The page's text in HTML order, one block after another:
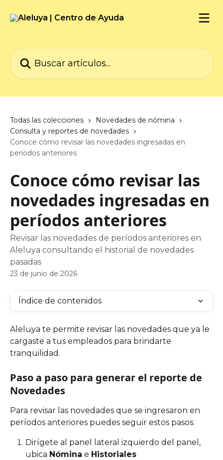
Buscar artículos...
Todas las colecciones
Novedades de nómina
Consulta y reportes de novedades
Conoce cómo revisar las novedades ingresadas en
períodos anteriores
Conoce cómo revisar las
novedades ingresadas en
períodos anteriores
Revisar las novedades de períodos anteriores en
Aleluya consultando el historial de novedades
pasadas
23 de junio de 2026
Índice de contenidos
Aleluya te permite revisar las novedades que ya le
cargaste a tus empleados para brindarte
tranquilidad.
Paso a paso para generar el reporte de
Novedades
Para revisar las novedades que se ingresaron en
períodos anteriores puedes seguir estos pasos:
Dirígete al panel lateral izquierdo del panel,
ubica Nómina e Historiales